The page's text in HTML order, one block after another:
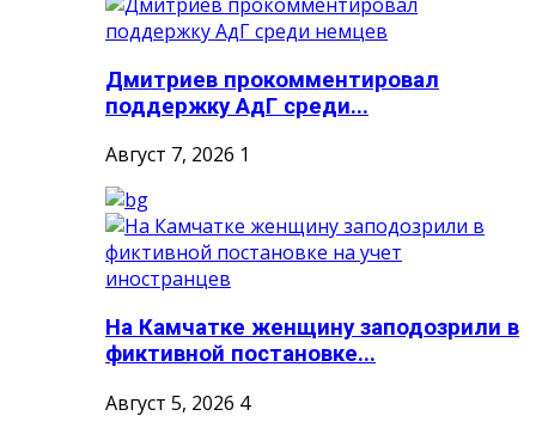
Дмитриев прокомментировал
поддержку АдГ среди...
Август 7, 2026 1
На Камчатке женщину заподозрили в
фиктивной постановке...
Август 5, 2026 4